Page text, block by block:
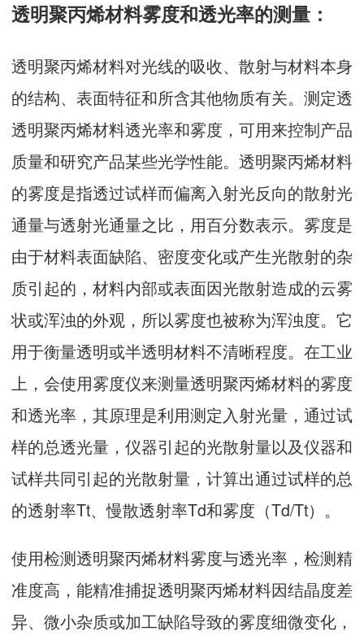
透明聚丙烯材料雾度和透光率的测量：
透明聚丙烯材料对光线的吸收、散射与材料本身
的结构、表面特征和所含其他物质有关。测定透
透明聚丙烯材料透光率和雾度，可用来控制产品
质量和研究产品某些光学性能。透明聚丙烯材料
的雾度是指透过试样而偏离入射光反向的散射光
通量与透射光通量之比，用百分数表示。雾度是
由于材料表面缺陷、密度变化或产生光散射的杂
质引起的，材料内部或表面因光散射造成的云雾
状或浑浊的外观，所以雾度也被称为浑浊度。它
用于衡量透明或半透明材料不清晰程度。在工业
上，会使用雾度仪来测量透明聚丙烯材料的雾度
和透光率，其原理是利用测定入射光量，通过试
样的总透光量，仪器引起的光散射量以及仪器和
试样共同引起的光散射量，计算出通过试样的总
的透射率Tt、慢散透射率Td和雾度（Td/Tt）。
使用检测透明聚丙烯材料雾度与透光率，检测精
准度高，能精准捕捉透明聚丙烯材料因结晶度差
异、微小杂质或加工缺陷导致的雾度细微变化，